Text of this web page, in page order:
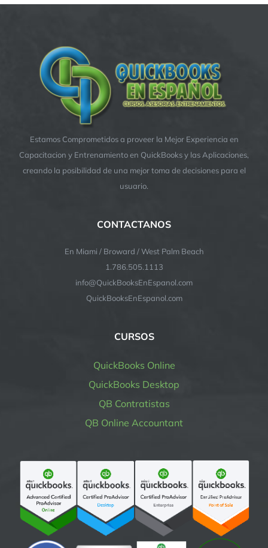
Estamos Comprometidos a proveer la Mejor Experiencia en
Capacitacion y Entrenamiento en QuickBooks y las Aplicaciones,
creando la posibilidad de una mejor toma de decisiones para el
usuario.
CONTACTANOS
En Miami / Broward / West Palm Beach
1.786.505.1113
info@QuickBooksEnEspanol.com
QuickBooksEnEspanol.com
CURSOS
QuickBooks Online
QuickBooks Desktop
QB Contratistas
QB Online Accountant